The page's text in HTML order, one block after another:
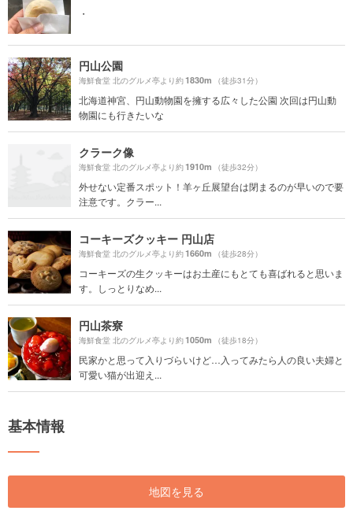
・
円山公園
海鮮食堂 北のグルメ亭より約1830m （徒歩31分）
北海道神宮、円山動物園を擁する広々した公園 次回は円山動
物園にも行きたいな
クラーク像
海鮮食堂 北のグルメ亭より約1910m （徒歩32分）
外せない定番スポット！羊ヶ丘展望台は閉まるのが早いので要
注意です。クラー...
コーキーズクッキー 円山店
海鮮食堂 北のグルメ亭より約1660m （徒歩28分）
コーキーズの生クッキーはお土産にもとても喜ばれると思いま
す。しっとりなめ...
円山茶寮
海鮮食堂 北のグルメ亭より約1050m （徒歩18分）
民家かと思って入りづらいけど…入ってみたら人の良い夫婦と
可愛い猫が出迎え...
基本情報
地図を見る